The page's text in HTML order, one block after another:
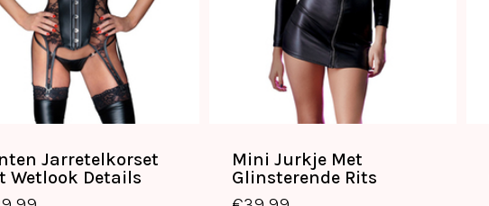
Jarretelkorset
Wetlook Details
Mini Jurkje Met
Glinsterende Rits